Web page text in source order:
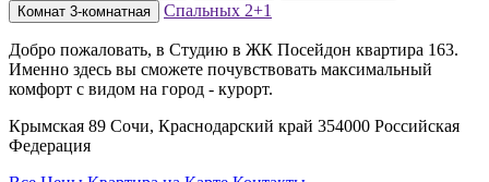
Комнат 3-комнатная Спальных 2+1
Добро пожаловать, в Студию в ЖК Посейдон квартира 163.
Именно здесь вы сможете почувствовать максимальный
комфорт с видом на город - курорт.
Крымская 89 Сочи, Краснодарский край 354000 Российская
Федерация